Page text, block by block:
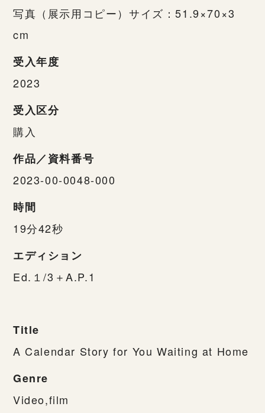
写真（展示用コピー）サイズ：51.9×70×3
cm
受入年度
2023
受入区分
購入
作品／資料番号
2023-00-0048-000
時間
19分42秒
エディション
Ed.１/3＋A.P.1
Title
A Calendar Story for You Waiting at Home
Genre
Video,film